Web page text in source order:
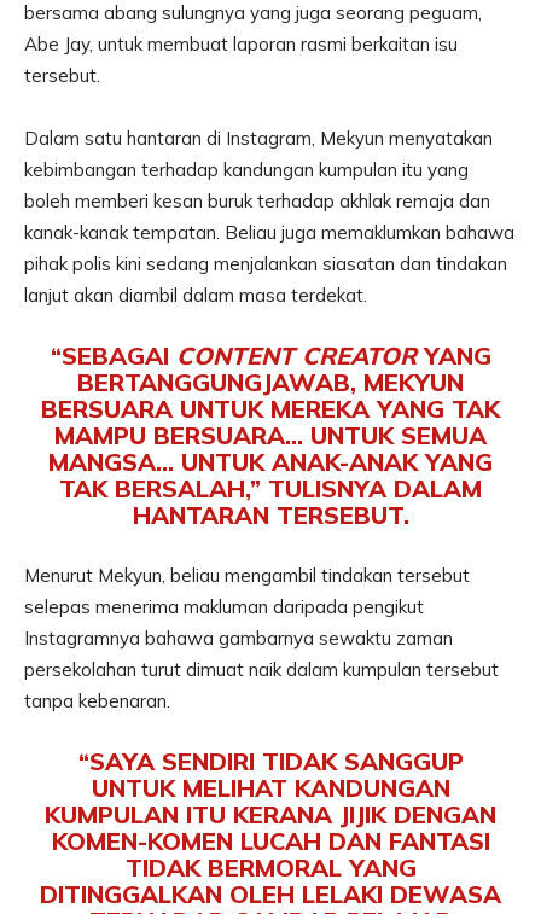
bersama abang sulungnya yang juga seorang peguam,
Abe Jay, untuk membuat laporan rasmi berkaitan isu
tersebut.
Dalam satu hantaran di Instagram, Mekyun menyatakan
kebimbangan terhadap kandungan kumpulan itu yang
boleh memberi kesan buruk terhadap akhlak remaja dan
kanak-kanak tempatan. Beliau juga memaklumkan bahawa
pihak polis kini sedang menjalankan siasatan dan tindakan
lanjut akan diambil dalam masa terdekat.
“SEBAGAI CONTENT CREATORYANG
BERTANGGUNGJAWAB, MEKYUN
BERSUARA UNTUK MEREKA YANG TAK
MAMPU BERSUARA… UNTUK SEMUA
MANGSA… UNTUK ANAK-ANAK YANG
TAK BERSALAH,” TULISNYA DALAM
HANTARAN TERSEBUT.
Menurut Mekyun, beliau mengambil tindakan tersebut
selepas menerima makluman daripada pengikut
Instagramnya bahawa gambarnya sewaktu zaman
persekolahan turut dimuat naik dalam kumpulan tersebut
tanpa kebenaran.
“SAYA SENDIRI TIDAK SANGGUP
UNTUK MELIHAT KANDUNGAN
KUMPULAN ITU KERANA JIJIK DENGAN
KOMEN-KOMEN LUCAH DAN FANTASI
TIDAK BERMORAL YANG
DITINGGALKAN OLEH LELAKI DEWASA